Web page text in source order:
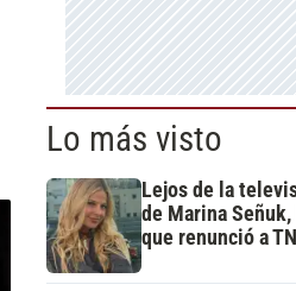
Lo más visto
Lejos de la
de Marina
que renunció a TN